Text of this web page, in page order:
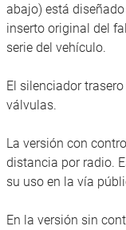
abajo) está
inserto original del
serie del vehículo.
El silenciador
válvulas.
La versión con
distancia por radio.
su uso en la vía
En la versión sin